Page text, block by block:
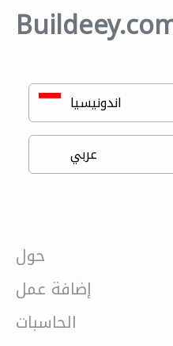
حول
إضافة عمل
الحاسبات